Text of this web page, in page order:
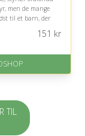
men de mange
til et barn, der
Trustpilot rating
151 kr
TIL